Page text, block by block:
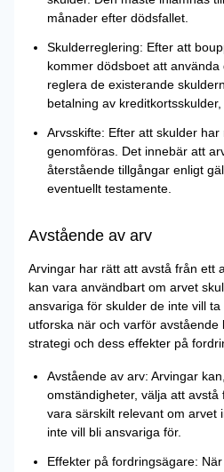
månader efter dödsfallet.
Skulderreglering: Efter att
kommer dödsboet att
reglera de existerande
betalning av
Arvsskifte: Efter att skulder
genomföras. Det innebär att
återstående tillgångar enligt
eventuellt testamente.
Avstående av arv
Arvingar har rätt att avstå från ett
kan vara användbart om arvet
ansvariga för skulder de inte vill
utforska när och varför avstående
strategi och dess effekter på
Avstående av arv: Arvingar
omständigheter, välja att avstå
vara särskilt relevant om arvet
inte vill bli ansvariga för.
Effekter på fordringsägare: